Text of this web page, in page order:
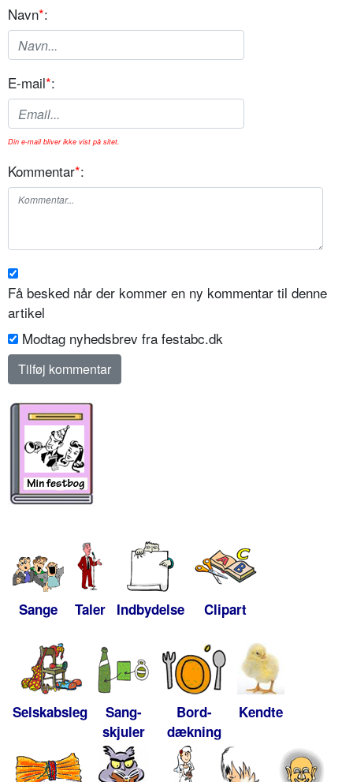
Navn*:
E-mail*:
Din e-mail bliver ikke vist på sitet.
Kommentar*:
Få besked når der kommer en ny kommentar til denne
artikel
Modtag nyhedsbrev fra festabc.dk
Sange Taler Indbydelse Clipart
Selskabsleg
Sang-
skjuler
Bord-
dækning
Kendte